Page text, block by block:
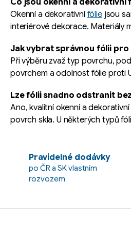
Co jsou okenní a dekorativní
Okenní a dekorativní fóliejsou
interiérové dekorace. Materiály
Jak vybrat správnou fólii pro
Při výběru zvaž typ povrchu,
povrchem a odolnost fólie proti
Lze fólii snadno odstranit
Ano, kvalitní okenní a
povrch skla. U některých typů
Pravidelné dodávky
po ČR a SK vlastním
rozvozem